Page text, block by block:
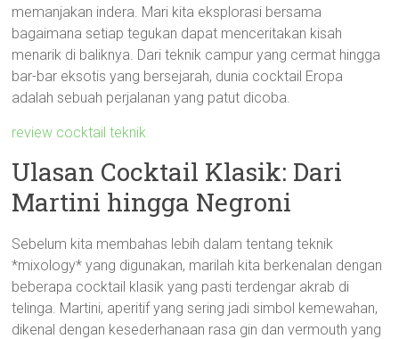
memanjakan indera. Mari kita eksplorasi bersama
bagaimana setiap tegukan dapat menceritakan kisah
menarik di baliknya. Dari teknik campur yang cermat hingga
bar-bar eksotis yang bersejarah, dunia cocktail Eropa
adalah sebuah perjalanan yang patut dicoba.
review cocktail teknik
Ulasan Cocktail Klasik: Dari
Martini hingga Negroni
Sebelum kita membahas lebih dalam tentang teknik
*mixology* yang digunakan, marilah kita berkenalan dengan
beberapa cocktail klasik yang pasti terdengar akrab di
telinga. Martini, aperitif yang sering jadi simbol kemewahan,
dikenal dengan kesederhanaan rasa gin dan vermouth yang